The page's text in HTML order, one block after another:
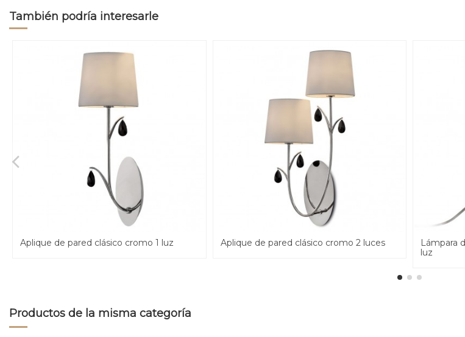
También podría interesarle
Aplique de pared clásico cromo 1 luz Aplique de pared clásico cromo 2 luces
Lámpara
luz
Productos de la misma categoría